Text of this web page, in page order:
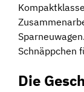
Schnäppchen
Die